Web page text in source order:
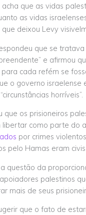
acha que as vidas
as vidas
deixou Levy
que se tratava
e afirmou
cada refém se
o governo israelense
horríveis”.
que os prisioneiros
libertar como parte do
por crimes
pelo Hamas eram
questão da
palestinos
mais de seus
que o fato de